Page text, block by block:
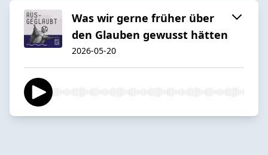
Was wir gerne früher über
den Glauben gewusst hätten
2026-05-20